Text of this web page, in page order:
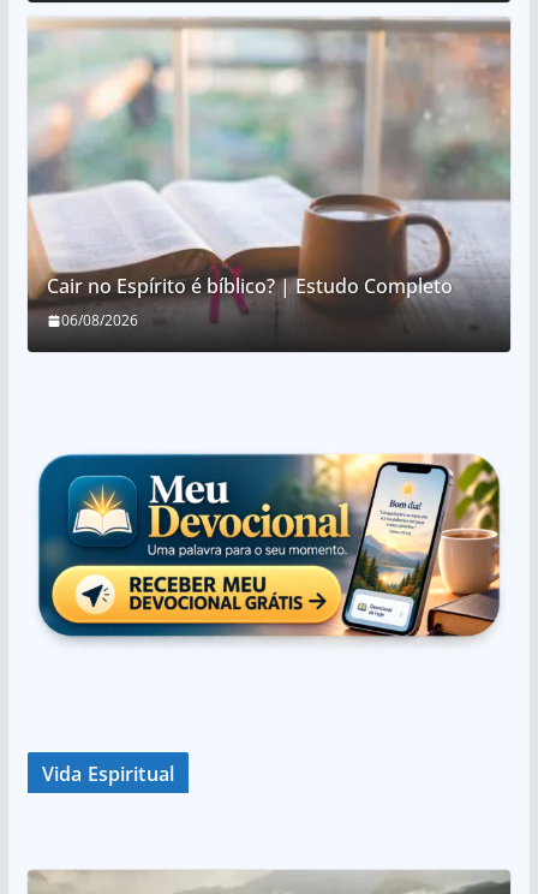
Cair no Espírito é bíblico? | Estudo Completo
06/08/2026
Vida Espiritual